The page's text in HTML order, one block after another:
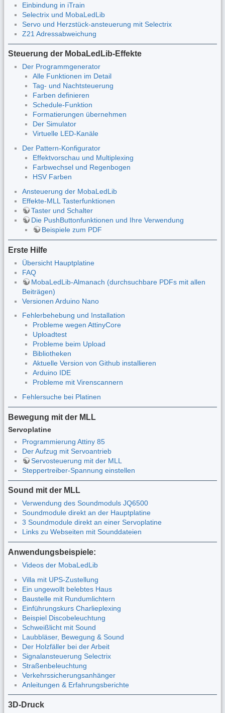
Einbindung in iTrain
Selectrix und MobaLedLib
Servo und Herzstück-ansteuerung mit Selectrix
Z21 Adressabweichung
Steuerung der MobaLedLib-Effekte
Der Programmgenerator
Alle Funktionen im Detail
Tag- und Nachtsteuerung
Farben definieren
Schedule-Funktion
Formatierungen übernehmen
Der Simulator
Virtuelle LED-Kanäle
Der Pattern-Konfigurator
Effektvorschau und Multiplexing
Farbwechsel und Regenbogen
HSV Farben
Ansteuerung der MobaLedLib
Effekte-MLL Tasterfunktionen
Taster und Schalter
Die PushButtonfunktionen und Ihre Verwendung
Beispiele zum PDF
Erste Hilfe
Übersicht Hauptplatine
FAQ
MobaLedLib-Almanach (durchsuchbare PDFs mit allen
Beiträgen)
Versionen Arduino Nano
Fehlerbehebung und Installation
Probleme wegen AttinyCore
Uploadtest
Probleme beim Upload
Bibliotheken
Aktuelle Version von Github installieren
Arduino IDE
Probleme mit Virenscannern
Fehlersuche bei Platinen
Bewegung mit der MLL
Servoplatine
Programmierung Attiny 85
Der Aufzug mit Servoantrieb
Servosteuerung mit der MLL
Steppertreiber-Spannung einstellen
Sound mit der MLL
Verwendung des Soundmoduls JQ6500
Soundmodule direkt an der Hauptplatine
3 Soundmodule direkt an einer Servoplatine
Links zu Webseiten mit Sounddateien
Anwendungsbeispiele:
Videos der MobaLedLib
Villa mit UPS-Zustellung
Ein ungewollt belebtes Haus
Baustelle mit Rundumlichtern
Einführungskurs Charlieplexing
Beispiel Discobeleuchtung
Schweißlicht mit Sound
Laubbläser, Bewegung & Sound
Der Holzfäller bei der Arbeit
Signalansteuerung Selectrix
Straßenbeleuchtung
Verkehrssicherungsanhänger
Anleitungen & Erfahrungsberichte
3D-Druck